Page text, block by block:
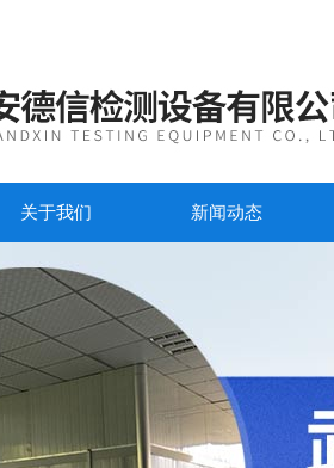
关于我们 新闻动态